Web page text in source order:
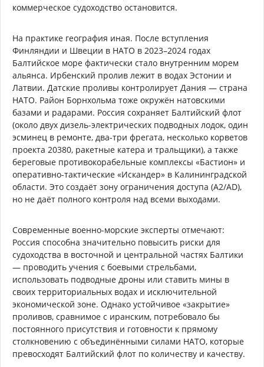
коммерческое судоходство остановится.
На практике география иная. После вступления
Финляндии и Швеции в НАТО в 2023–2024 годах
Балтийское море фактически стало внутренним морем
альянса. Ирбенский пролив лежит в водах Эстонии и
Латвии. Датские проливы контролирует Дания — страна
НАТО. Район Борнхольма тоже окружён натовскими
базами и радарами. Россия сохраняет Балтийский флот
(около двух дизель-электрических подводных лодок, один
эсминец в ремонте, два-три фрегата, несколько корветов
проекта 20380, ракетные катера и тральщики), а также
береговые противокорабельные комплексы «Бастион» и
оперативно-тактические «Искандер» в Калининградской
области. Это создаёт зону ограничения доступа (A2/AD),
но не даёт полного контроля над всеми выходами.
Современные военно-морские эксперты отмечают:
Россия способна значительно повысить риски для
судоходства в восточной и центральной частях Балтики
— проводить учения с боевыми стрельбами,
использовать подводные дроны или ставить мины в
своих территориальных водах и исключительной
экономической зоне. Однако устойчивое «закрытие»
проливов, сравнимое с иранским, потребовало бы
постоянного присутствия и готовности к прямому
столкновению с объединёнными силами НАТО, которые
превосходят Балтийский флот по количеству и качеству.